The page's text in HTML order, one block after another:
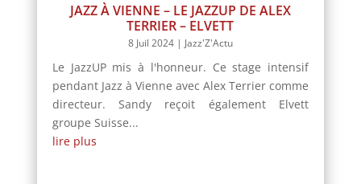
JAZZ À VIENNE – LE JAZZUP DE ALEX
TERRIER – ELVETT
8 Juil 2024| Jazz'Z'Actu
Le JazzUP mis à l'honneur. Ce stage intensif
pendant Jazz à Vienne avec Alex Terrier comme
directeur. Sandy reçoit également Elvett
groupe Suisse...
lire plus